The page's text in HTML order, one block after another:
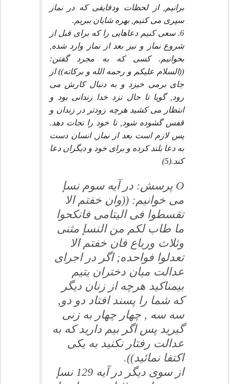
برانيم, از لحظات ودقايقى كه در نماز
سپرى مى كنيم, بهره شايان ببريم.
6. سعى كنيم دعاهايى را كه براى قبل از
شروع نماز و نيز بعد از نماز وارد شده,
بخوانيم. كسى كه به مجرد گفتن:
((السلام عليكم و رحمه الله و بركاته)) از
جاى برمى خيزد و به دنبال كارش مى
رود, گويا تا حال نزد خدا زندانى بود و
انتظار مى كشيد هرچه زودتر در زندان و
قفس گشوده شود, تا خود را نجات دهد.
پس لازم است بعد از نماز, انسان دست
به دعا بلند كرده و براى خود و ديگران دعا
كند.(5)
O پرسش: در آيه سوم نسإ
مى خوانيم: ((وان خفتم الا
تقسطوا فى اليتامى فانكحوا
ما طاب لكم من النسإ مثنى
وثلاث ورباع فان خفتم الا
تعدلوا فواحده; اگر در اجراى
عدالت ميان دختران يتيم
بيمناكيد هرچه از زنان ديگر
كه شما را پسند افتاد دو دو,
سه سه , چهار چهار به زنى
گيريد پس اگر بيم داريد كه به
عدالت رفتار نكنيد به يكى
اكتفا نمائيد)).
از سوى ديگر در آيه 129 نسإ